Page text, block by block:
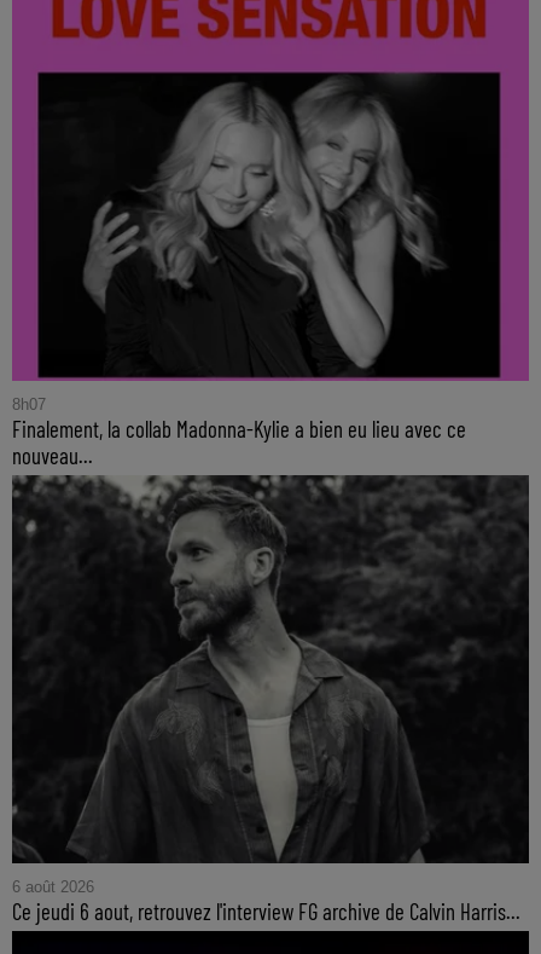
8h07
Finalement, la collab Madonna-Kylie a bien eu lieu avec ce
nouveau...
6 août 2026
Ce jeudi 6 aout, retrouvez l'interview FG archive de Calvin Harris...